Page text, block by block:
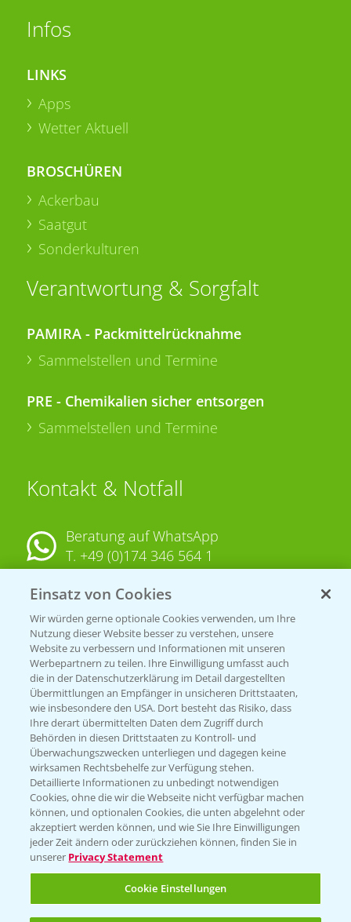
Infos
LINKS
Apps
Wetter Aktuell
BROSCHÜREN
Ackerbau
Saatgut
Sonderkulturen
Verantwortung & Sorgfalt
PAMIRA - Packmittelrücknahme
Sammelstellen und Termine
PRE - Chemikalien sicher entsorgen
Sammelstellen und Termine
Kontakt & Notfall
Beratung auf WhatsApp
T. +49 (0)174 346 564 1
KONTAKT
Hilfe in Notfällen
T.+49 (0)214/30-20220
Folgen Sie uns
Einsatz von Cookies
Wir würden gerne optionale Cookies verwenden, um Ihre
Nutzung dieser Website besser zu verstehen, unsere
Website zu verbessern und Informationen mit unseren
Werbepartnern zu teilen. Ihre Einwilligung umfasst auch
die in der Datenschutzerklärung im Detail dargestellten
Übermittlungen an Empfänger in unsicheren Drittstaaten,
wie insbesondere den USA. Dort besteht das Risiko, dass
Ihre derart übermittelten Daten dem Zugriff durch
Behörden in diesen Drittstaaten zu Kontroll- und
Überwachungszwecken unterliegen und dagegen keine
wirksamen Rechtsbehelfe zur Verfügung stehen.
Detaillierte Informationen zu unbedingt notwendigen
Cookies, ohne die wir die Webseite nicht verfügbar machen
können, und optionalen Cookies, die unten abgelehnt oder
akzeptiert werden können, und wie Sie Ihre Einwilligungen
jeder Zeit ändern oder zurückziehen können, finden Sie in
unserer Privacy Statement
Cookie Einstellungen